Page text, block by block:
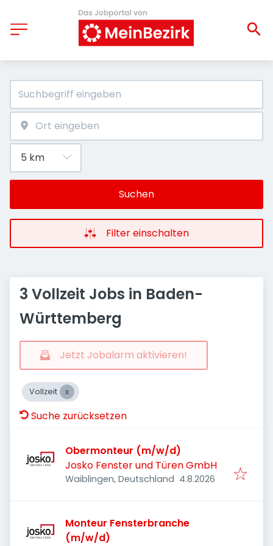
Suchen
Filter einschalten
3 Vollzeit Jobs in Baden-
Württemberg
Jetzt Jobalarm aktivieren!
Vollzeit
Suche zurücksetzen
Obermonteur (m/w/d)
Josko Fenster und Türen GmbH
Waiblingen, Deutschland Veröffentlicht:
4.8.2026
Monteur Fensterbranche
(m/w/d)